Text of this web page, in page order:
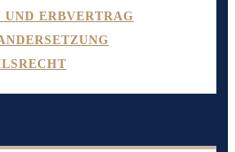
UND ERBVERTRAG